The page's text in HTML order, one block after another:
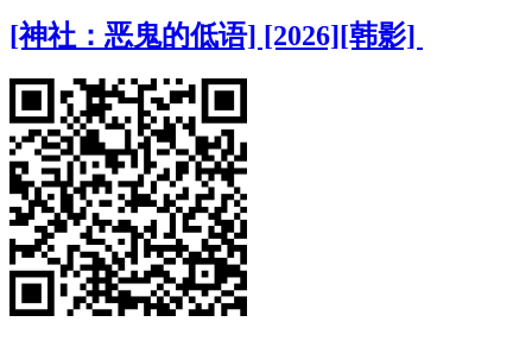
[神社：恶鬼的低语] [2026][韩影]